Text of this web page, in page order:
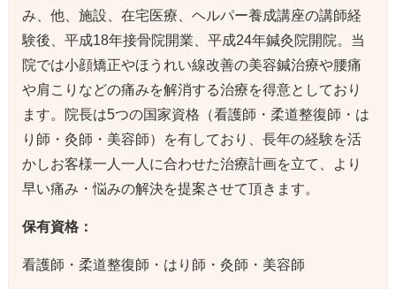
み、他、施設、在宅医療、ヘルパー養成講座の講師経
験後、平成18年接骨院開業、平成24年鍼灸院開院。当
院では小顔矯正やほうれい線改善の美容鍼治療や腰痛
や肩こりなどの痛みを解消する治療を得意としており
ます。院長は5つの国家資格（看護師・柔道整復師・は
り師・灸師・美容師）を有しており、長年の経験を活
かしお客様一人一人に合わせた治療計画を立て、より
早い痛み・悩みの解決を提案させて頂きます。
保有資格：
看護師・柔道整復師・はり師・灸師・美容師